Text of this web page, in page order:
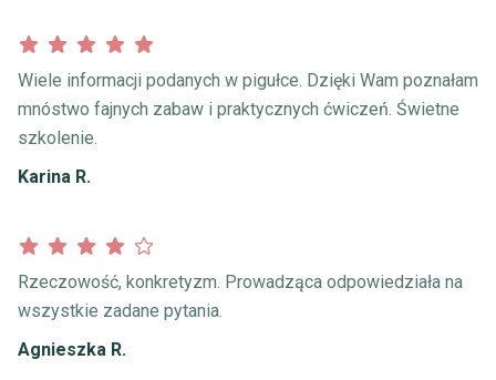
Wiele informacji podanych w pigułce. Dzięki Wam poznałam
mnóstwo fajnych zabaw i praktycznych ćwiczeń. Świetne
szkolenie.
Karina R.
Rzeczowość, konkretyzm. Prowadząca odpowiedziała na
wszystkie zadane pytania.
Agnieszka R.